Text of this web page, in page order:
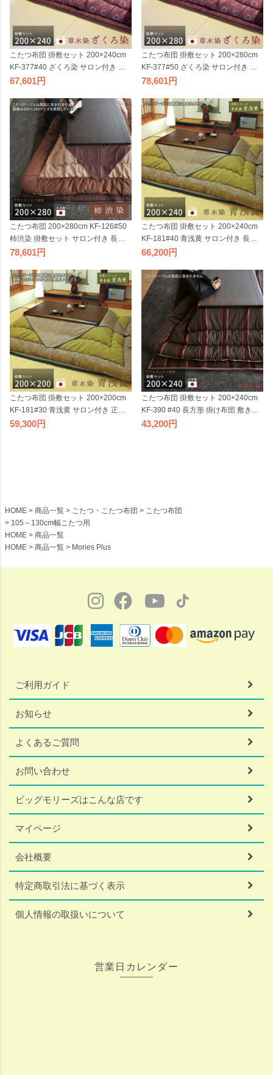
こたつ布団 掛敷セット 200×240cm
KF-377#40 ざくろ染 サロン付き 草
木染 長方形 掛布団 掛け布団 厚い 厚
日本製 国産
67,601
こたつ布団 掛敷セット 200×280cm
KF-377#50 ざくろ染 サロン付き 草
木染 長方形 掛布団 掛け布団 厚い 厚
日本製 国産
78,601
こたつ布団 200×280cm KF-126#50
柿渋染 掛敷セット サロン付き 長方
形 草木染 掛け布団 大判 分厚い 厚敷
ヒ 日本製 国産
78,601
こたつ布団 掛敷セット 200×240cm
KF-181#40 青浅黄 サロン付き 長方
形 草木染 掛布団 掛け布団 厚い 厚敷
66,200
こたつ布団 掛敷セット 200×200cm
KF-181#30 青浅黄 サロン付き 正方
形 草木染 掛布団 掛け布団 厚い 厚敷
59,300
こたつ布団 掛敷セット 200×240cm
KF-390 #40 長方形 掛け布団 敷き布
団 厚掛け 厚手 縞柄 ダークブラウン
43,200
HOME 商品一覧 こたつ・こたつ布団
こたつ布団
105～130cm幅こたつ用
HOME
商品一覧
HOME
商品一覧 Mories Plus
ご利用ガイド
お知らせ
よくあるご質問
お問い合わせ
ビッグモリーズはこんな店です
マイページ
会社概要
特定商取引法に基づく表示
個人情報の取扱いについて
営業日カレンダー